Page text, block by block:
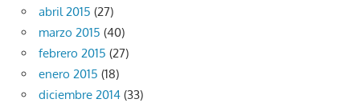
abril 2015 (27)
marzo 2015 (40)
febrero 2015 (27)
enero 2015 (18)
diciembre 2014 (33)